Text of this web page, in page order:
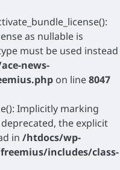
as nullable is
must be used instead
news-
on line8047
Implicitly marking
the explicit
in /htdocs/wp-
includes/class-